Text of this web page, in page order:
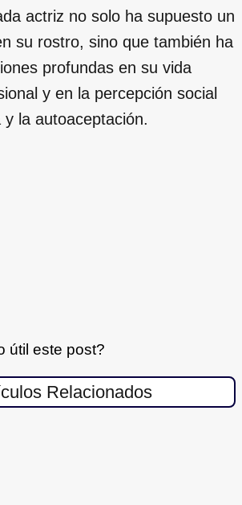
actriz no solo ha supuesto un
su rostro, sino que también ha
profundas en su vida
y en la percepción social
la autoaceptación.
útil este post?
Relacionados